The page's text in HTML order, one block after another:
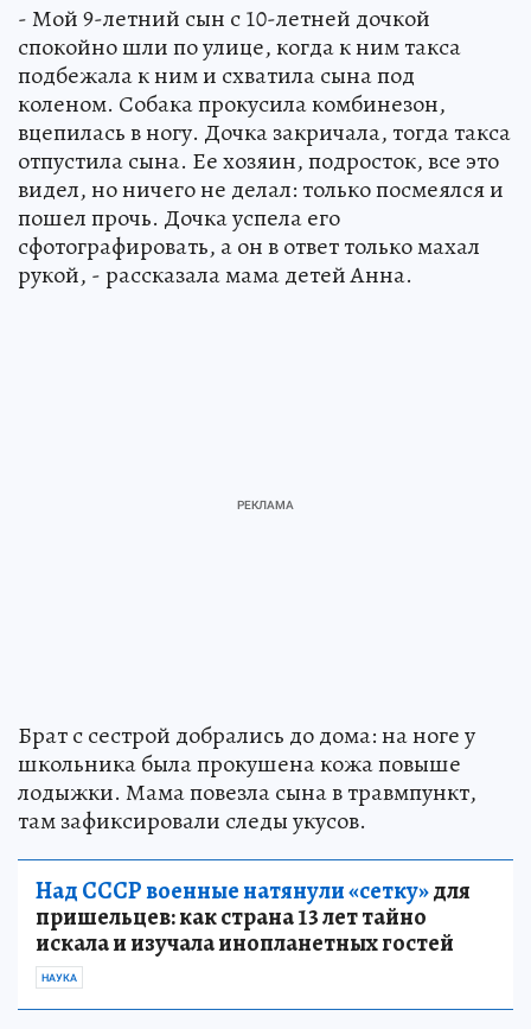
- Мой 9-летний сын с 10-летней дочкой
спокойно шли по улице, когда к ним такса
подбежала к ним и схватила сына под
коленом. Собака прокусила комбинезон,
вцепилась в ногу. Дочка закричала, тогда такса
отпустила сына. Ее хозяин, подросток, все это
видел, но ничего не делал: только посмеялся и
пошел прочь. Дочка успела его
сфотографировать, а он в ответ только махал
рукой, - рассказала мама детей Анна.
Брат с сестрой добрались до дома: на ноге у
школьника была прокушена кожа повыше
лодыжки. Мама повезла сына в травмпункт,
там зафиксировали следы укусов.
Над СССР военные натянули «сетку»для
пришельцев: как страна 13 лет тайно
искала и изучала инопланетных гостей
НАУКА